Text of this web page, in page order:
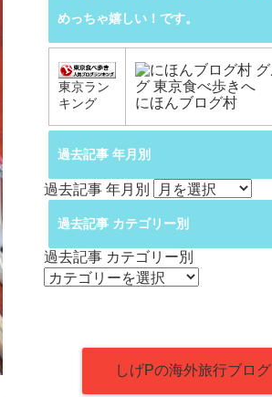
めっちゃ嬉しい！です。
東京ラン
キング
にほんブログ村
過去記事 年月別
過去記事 年月別
過去記事 カテゴリー別
過去記事 カテゴリー別
しげPの海外旅行ブログ